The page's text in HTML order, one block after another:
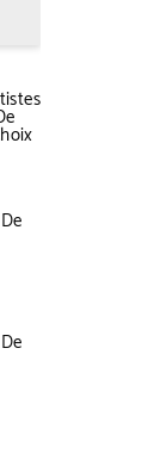
: 12,00€.
: 29,90€.
: 14,90€.